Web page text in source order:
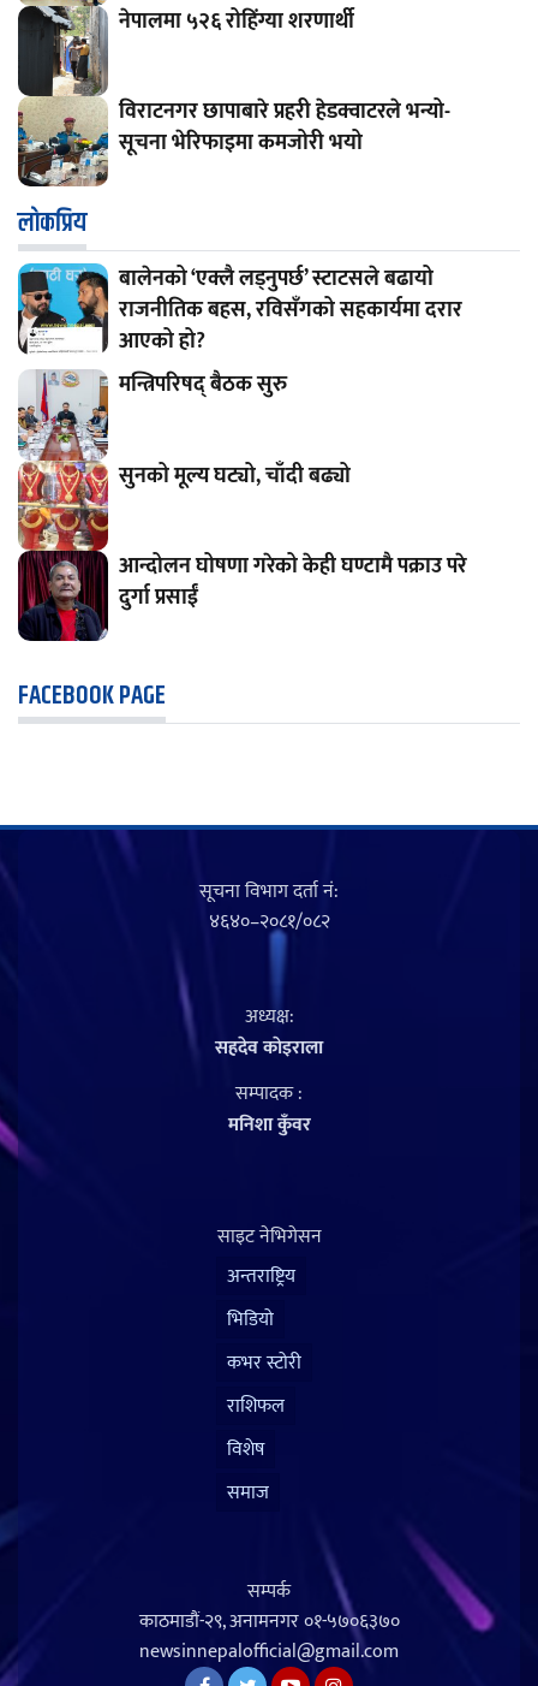
नेपालमा ५२६ रोहिंग्या शरणार्थी
विराटनगर छापाबारे प्रहरी हेडक्वाटरले भन्यो-
सूचना भेरिफाइमा कमजोरी भयो
लाेकप्रिय
बालेनको ‘एक्लै लड्नुपर्छ’ स्टाटसले बढायो
राजनीतिक बहस, रविसँगको सहकार्यमा दरार
आएको हो?
मन्त्रिपरिषद् बैठक सुरु
सुनको मूल्य घट्यो, चाँदी बढ्यो
आन्दोलन घोषणा गरेको केही घण्टामै पक्राउ परे
दुर्गा प्रसाईं
FACEBOOK PAGE
सूचना विभाग दर्ता नं‍:
४६४०–२०८१/०८२
अध्यक्ष:
सहदेव काेइराला
सम्पादक :
मनिशा कुँवर
साइट नेभिगेसन
अन्तराष्ट्रिय
भिडियो
कभर स्टोरी
राशिफल
विशेष
समाज
सम्पर्क
काठमाडौं-२९, अनामनगर०१-५७०६३७०
newsinnepalofficial@gmail.com